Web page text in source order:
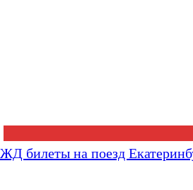
ЖД билеты на поезд